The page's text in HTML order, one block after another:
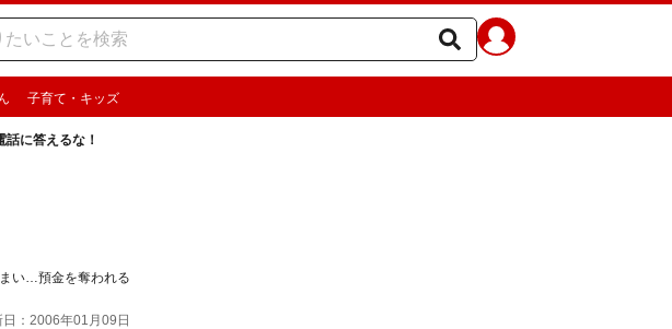
子育て・キッズ
に答えるな！
い…預金を奪われる
日：2006年01月09日